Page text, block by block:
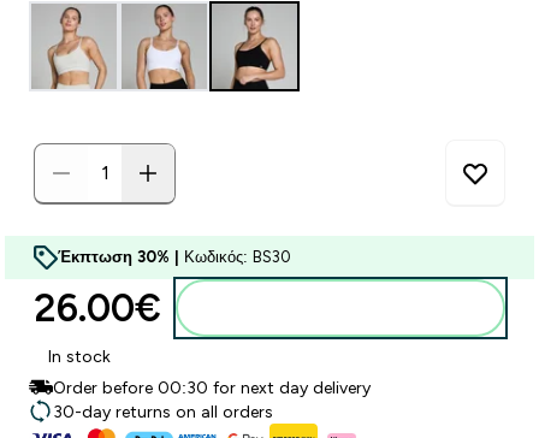
Έκπτωση 30% | Κωδικός: BS30
26.00€‎
In stock
Order before 00:30 for next day delivery
30-day returns on all orders